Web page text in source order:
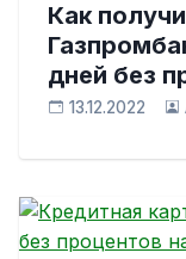
Как
дней без
13.12.2022